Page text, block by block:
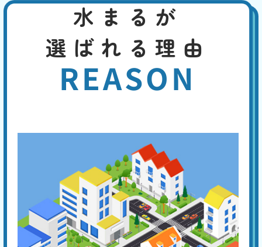
便座の交換・取付け
基本料
EB
限
定
割
引
8,800
合計 8,800
長い年月使用していると、本体の黄ばみや掃除しても取れない臭いなど
が生じます。便座の割れ、ウォシュレットの故障などの致命的な故障に
便器・タンク交換
基本料
3,000円 W
EB
限
定
割
引
作業費
27,500
合計 27,500 円〜
経年劣化による便器やトイレタンクのひび割れは、水漏れなどを生じ
て、フロアや壁の損傷に繋がります。早めに新品に交換することが勧め
られますが、これを機に、壁や床を含めたトータルなリフォームを考え
てみてはいかがでしょうか。
水まるが
選ばれる理由
REASON